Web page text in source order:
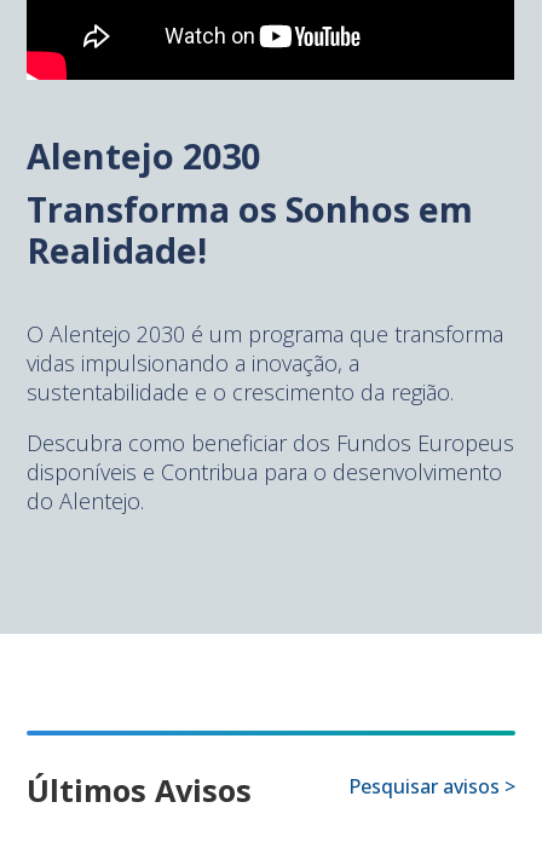
Alentejo 2030
Transforma os Sonhos em
Realidade!
O Alentejo 2030 é um programa que transforma
vidas impulsionando a inovação, a
sustentabilidade e o crescimento da região.
Descubra como beneficiar dos Fundos Europeus
disponíveis e Contribua para o desenvolvimento
do Alentejo.
Últimos Avisos Pesquisar avisos >